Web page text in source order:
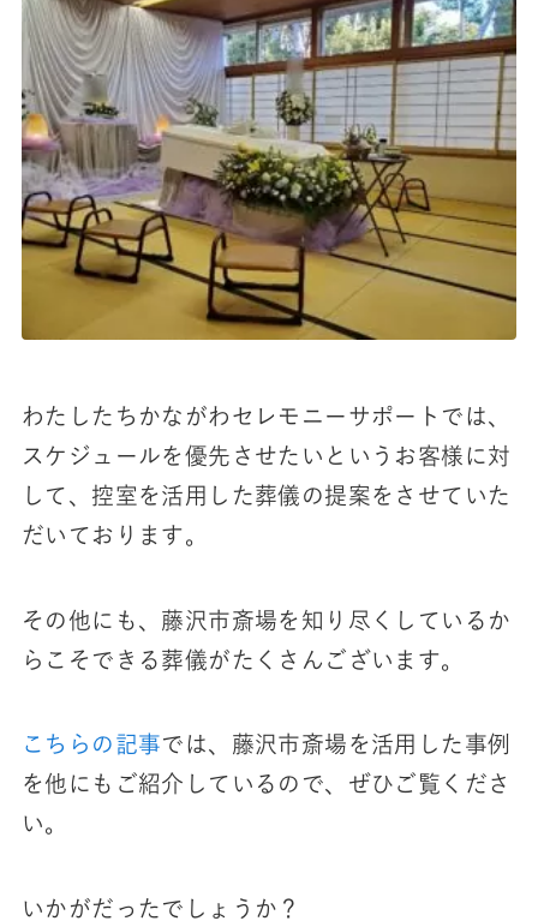
わたしたちかながわセレモニーサポートでは、
スケジュールを優先させたいというお客様に対
して、控室を活用した葬儀の提案をさせていた
だいております。
その他にも、藤沢市斎場を知り尽くしているか
らこそできる葬儀がたくさんございます。
こちらの記事では、藤沢市斎場を活用した事例
を他にもご紹介しているので、ぜひご覧くださ
い。
いかがだったでしょうか？